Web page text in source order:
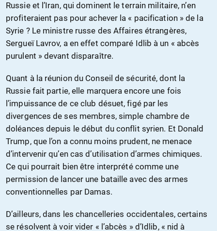
Russie et l’Iran, qui dominent le terrain militaire, n’en
profiteraient pas pour achever la « pacification » de la
Syrie ? Le ministre russe des Affaires étrangères,
Sergueï Lavrov, a en effet comparé Idlib à un « abcès
purulent » devant disparaître.
Quant à la réunion du Conseil de sécurité, dont la
Russie fait partie, elle marquera encore une fois
l’impuissance de ce club désuet, figé par les
divergences de ses membres, simple chambre de
doléances depuis le début du conflit syrien. Et Donald
Trump, que l’on a connu moins prudent, ne menace
d’intervenir qu’en cas d’utilisation d’armes chimiques.
Ce qui pourrait bien être interprété comme une
permission de lancer une bataille avec des armes
conventionnelles par Damas.
D’ailleurs, dans les chancelleries occidentales, certains
se résolvent à voir vider « l’abcès » d’Idlib, « nid à